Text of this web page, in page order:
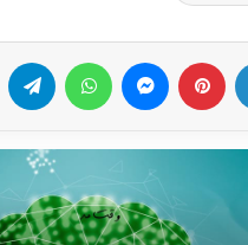
لینکدین ‫پین‌ترست پیام رسان